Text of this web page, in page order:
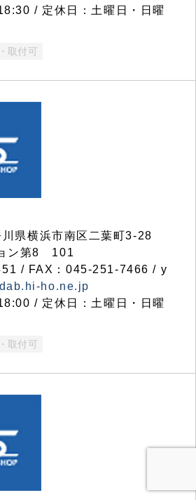
/ 定休日：土曜日・日曜
取付可
県横浜市南区二葉町3-28
ン第8 101
/ FAX：045-251-7466 / y
ho.ne.jp
/ 定休日：土曜日・日曜
取付可